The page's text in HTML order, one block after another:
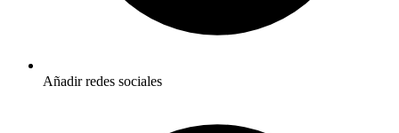
Añadir redes sociales